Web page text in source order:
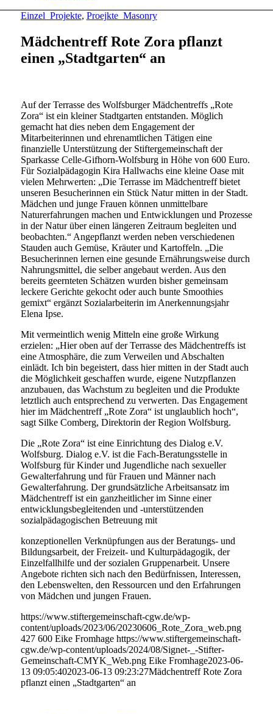
Einzel_Projekte, Proejkte_Masonry
Mädchentreff Rote Zora pflanzt
einen „Stadtgarten“ an
Auf der Terrasse des Wolfsburger Mädchentreffs „Rote
Zora“ ist ein kleiner Stadtgarten entstanden. Möglich
gemacht hat dies neben dem Engagement der
Mitarbeiterinnen und ehrenamtlichen Tätigen eine
finanzielle Unterstützung der Stiftergemeinschaft der
Sparkasse Celle-Gifhorn-Wolfsburg in Höhe von 600 Euro.
Für Sozialpädagogin Kira Hallwachs eine kleine Oase mit
vielen Mehrwerten: „Die Terrasse im Mädchentreff bietet
unseren Besucherinnen ein Stück Natur mitten in der Stadt.
Mädchen und junge Frauen können unmittelbare
Naturerfahrungen machen und Entwicklungen und Prozesse
in der Natur über einen längeren Zeitraum begleiten und
beobachten.“ Angepflanzt werden neben verschiedenen
Stauden auch Gemüse, Kräuter und Kartoffeln. „Die
Besucherinnen lernen eine gesunde Ernährungsweise durch
Nahrungsmittel, die selber angebaut werden. Aus den
bereits geernteten Schätzen wurden bisher gemeinsam
leckere Gerichte gekocht oder auch bunte Smoothies
gemixt“ ergänzt Sozialarbeiterin im Anerkennungsjahr
Elena Ipse.
Mit vermeintlich wenig Mitteln eine große Wirkung
erzielen: „Hier oben auf der Terrasse des Mädchentreffs ist
eine Atmosphäre, die zum Verweilen und Abschalten
einlädt. Ich bin begeistert, dass hier mitten in der Stadt auch
die Möglichkeit geschaffen wurde, eigene Nutzpflanzen
anzubauen, das Wachstum zu begleiten und die Produkte
letztlich auch entsprechend zu verwerten. Das Engagement
hier im Mädchentreff „Rote Zora“ ist unglaublich hoch“,
sagt Silke Comberg, Direktorin der Region Wolfsburg.
Die „Rote Zora“ ist eine Einrichtung des Dialog e.V.
Wolfsburg. Dialog e.V. ist die Fach-Beratungsstelle in
Wolfsburg für Kinder und Jugendliche nach sexueller
Gewalterfahrung und für Frauen und Männer nach
Gewalterfahrung. Der grundsätzliche Arbeitsansatz im
Mädchentreff ist ein ganzheitlicher im Sinne einer
entwicklungsbegleitenden und -unterstützenden
sozialpädagogischen Betreuung mit
konzeptionellen Verknüpfungen aus der Beratungs- und
Bildungsarbeit, der Freizeit- und Kulturpädagogik, der
Einzelfallhilfe und der sozialen Gruppenarbeit. Unsere
Angebote richten sich nach den Bedürfnissen, Interessen,
den Lebenswelten, den Ressourcen und den Erfahrungen
von Mädchen und jungen Frauen.
https://www.stiftergemeinschaft-cgw.de/wp-
content/uploads/2023/06/20230606_Rote_Zora_web.png
427 600 Eike Fromhage https://www.stiftergemeinschaft-
cgw.de/wp-content/uploads/2024/08/Signet-_-Stifter-
Gemeinschaft-CMYK_Web.png Eike Fromhage2023-06-
13 09:05:402023-06-13 09:23:27Mädchentreff Rote Zora
pflanzt einen „Stadtgarten“ an